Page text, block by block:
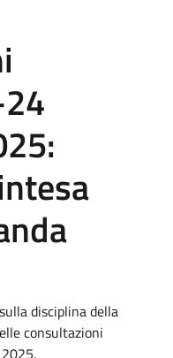
disciplina della
consultazioni